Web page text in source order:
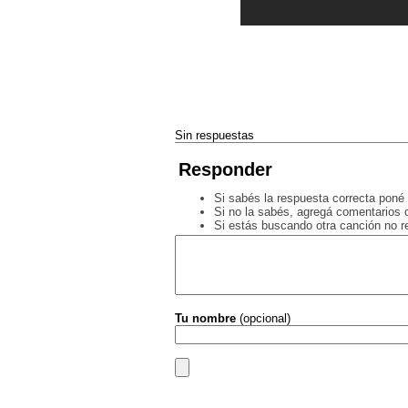
Sin respuestas
Responder
Si sabés la respuesta correcta
Si no la sabés, agregá comentarios
Si estás buscando otra canción no
Tu nombre (opcional)